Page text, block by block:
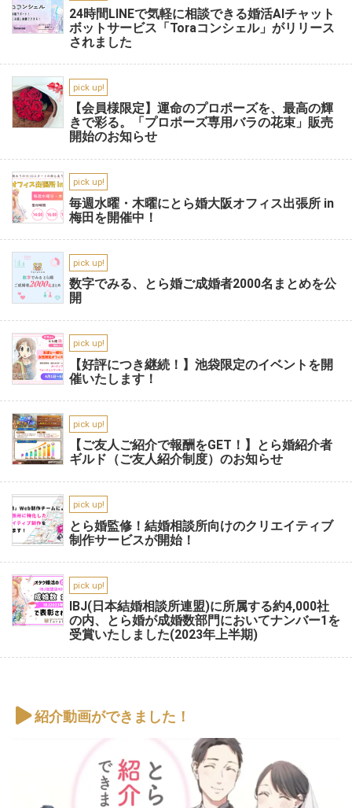
24時間LINEで気軽に相談できる婚活AIチャット
ボットサービス「Toraコンシェル」がリリース
されました
pick up!
【会員様限定】運命のプロポーズを、最高の輝
きで彩る。「プロポーズ専用バラの花束」販売
開始のお知らせ
pick up!
毎週水曜・木曜にとら婚大阪オフィス出張所 in
梅田を開催中！
pick up!
数字でみる、とら婚ご成婚者2000名まとめを公
開
pick up!
【好評につき継続！】池袋限定のイベントを開
催いたします！
pick up!
【ご友人ご紹介で報酬をGET！】とら婚紹介者
ギルド（ご友人紹介制度）のお知らせ
pick up!
とら婚監修！結婚相談所向けのクリエイティブ
制作サービスが開始！
pick up!
IBJ(日本結婚相談所連盟)に所属する約4,000社
の内、とら婚が成婚数部門においてナンバー1を
受賞いたしました(2023年上半期)
紹介動画ができました！